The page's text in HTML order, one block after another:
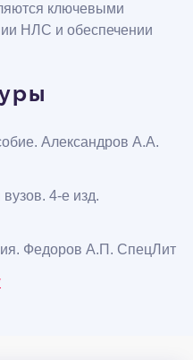
ключевыми
НЛС и обеспечении
Александров А.А.
4-е изд.
Федоров А.П. СпецЛит